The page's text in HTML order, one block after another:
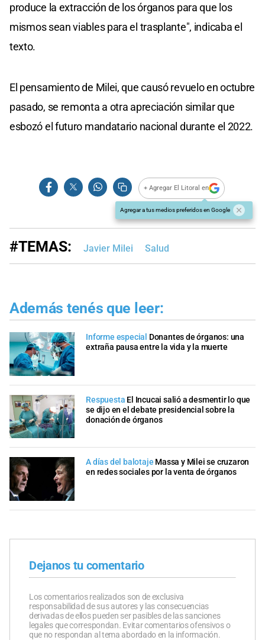
produce la extracción de los órganos para que los
mismos sean viables para el trasplante", indicaba el
texto.
El pensamiento de Milei, que causó revuelo en octubre
pasado, se remonta a otra apreciación similar que
esbozó el futuro mandatario nacional durante el 2022.
+ Agregar El Litoral en
Agregar a tus medios preferidos en Google
#TEMAS: Javier Milei Salud
Además tenés que leer:
Informe especial Donantes de órganos: una
extraña pausa entre la vida y la muerte
Respuesta El Incucai salió a desmentir lo que
se dijo en el debate presidencial sobre la
donación de órganos
A días del balotaje Massa y Milei se cruzaron
en redes sociales por la venta de órganos
Dejanos tu comentario
Los comentarios realizados son de exclusiva
responsabilidad de sus autores y las consecuencias
derivadas de ellos pueden ser pasibles de las sanciones
legales que correspondan. Evitar comentarios ofensivos o
que no respondan al tema abordado en la información.